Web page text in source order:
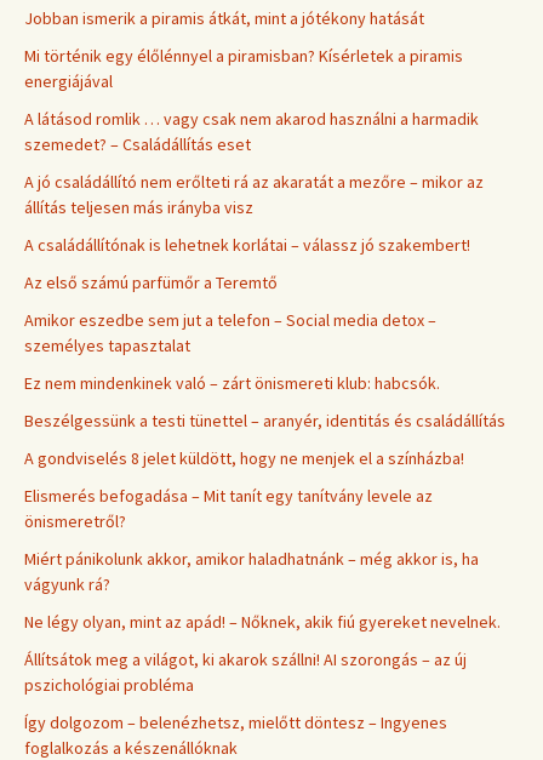
Jobban ismerik a piramis átkát, mint a jótékony hatását
Mi történik egy élőlénnyel a piramisban? Kísérletek a piramis
energiájával
A látásod romlik … vagy csak nem akarod használni a harmadik
szemedet? – Családállítás eset
A jó családállító nem erőlteti rá az akaratát a mezőre – mikor az
állítás teljesen más irányba visz
A családállítónak is lehetnek korlátai – válassz jó szakembert!
Az első számú parfümőr a Teremtő
Amikor eszedbe sem jut a telefon – Social media detox –
személyes tapasztalat
Ez nem mindenkinek való – zárt önismereti klub: habcsók.
Beszélgessünk a testi tünettel – aranyér, identitás és családállítás
A gondviselés 8 jelet küldött, hogy ne menjek el a színházba!
Elismerés befogadása – Mit tanít egy tanítvány levele az
önismeretről?
Miért pánikolunk akkor, amikor haladhatnánk – még akkor is, ha
vágyunk rá?
Ne légy olyan, mint az apád! – Nőknek, akik fiú gyereket nevelnek.
Állítsátok meg a világot, ki akarok szállni! AI szorongás – az új
pszichológiai probléma
Így dolgozom – belenézhetsz, mielőtt döntesz – Ingyenes
foglalkozás a készenállóknak